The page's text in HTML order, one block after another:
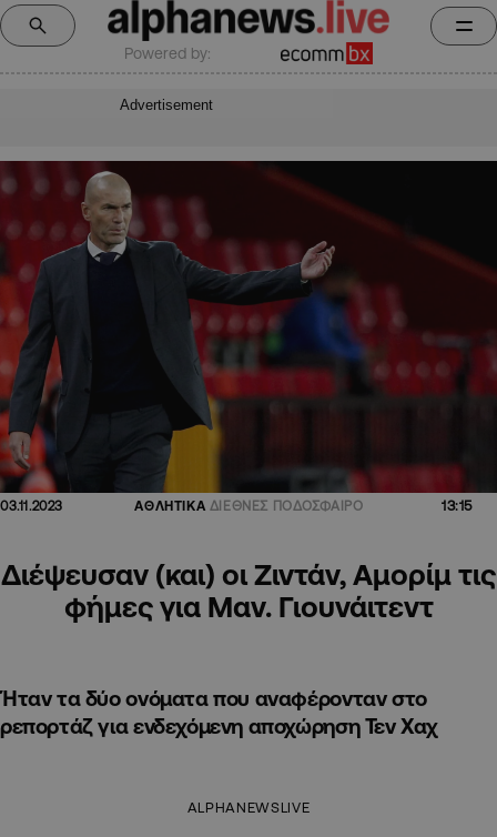
Powered by:
Advertisement
03.11.2023 ΑΘΛΗΤΙΚΑ ΔΙΕΘΝΕΣ ΠΟΔΟΣΦΑΙΡΟ 13:15
Διέψευσαν (και) οι Ζιντάν, Αμορίμ τις
φήμες για Μαν. Γιουνάιτεντ
Ήταν τα δύο ονόματα που αναφέρονταν στο
ρεπορτάζ για ενδεχόμενη αποχώρηση Τεν Χαχ
ALPHANEWSLIVE